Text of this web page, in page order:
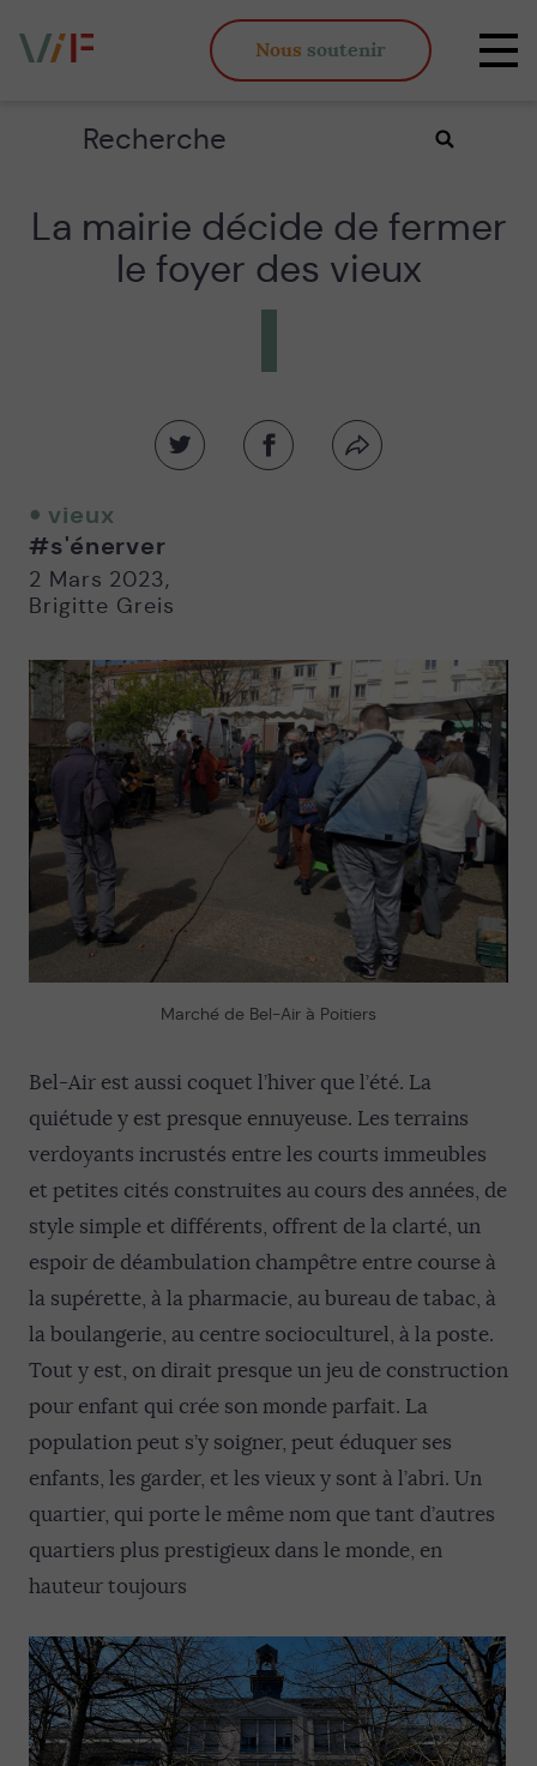
inégaux
Nous soutenir
Rechercher
Valider
La mairie décide de fermer
le foyer des vieux
Partager
Partager
Partager
vieux
#s'énerver
2 Mars 2023,
Brigitte Greis
Marché de Bel-Air à Poitiers
Bel-Air est aussi coquet l’hiver que l’été. La
quiétude y est presque ennuyeuse. Les terrains
verdoyants incrustés entre les courts immeubles
et petites cités construites au cours des années, de
style simple et différents, offrent de la clarté, un
espoir de déambulation champêtre entre course à
la supérette, à la pharmacie, au bureau de tabac, à
la boulangerie, au centre socioculturel, à la poste.
Tout y est, on dirait presque un jeu de construction
pour enfant qui crée son monde parfait. La
population peut s’y soigner, peut éduquer ses
enfants, les garder, et les vieux y sont à l’abri. Un
quartier, qui porte le même nom que tant d’autres
quartiers plus prestigieux dans le monde, en
hauteur toujours